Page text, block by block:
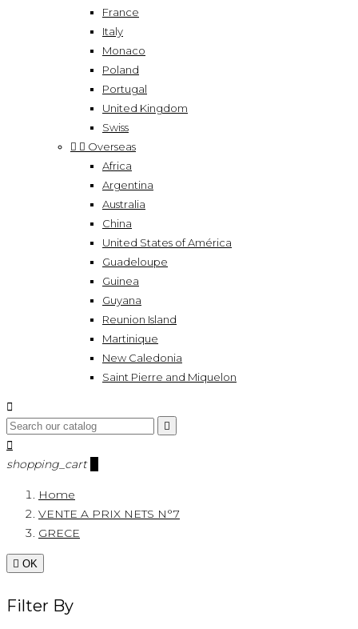
France
Italy
Monaco
Poland
Portugal
United Kingdom
Swiss
  Overseas
Africa
Argentina
Australia
China
United States of América
Guadeloupe
Guinea
Guyana
Reunion Island
Martinique
New Caledonia
Saint Pierre and Miquelon



shopping_cart
Home
VENTE A PRIX NETS N°7
GRECE
 OK
Filter By